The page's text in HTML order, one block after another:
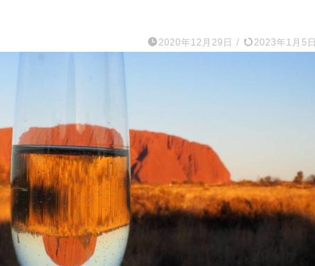
2020年12月29日 / 2023年1月5日